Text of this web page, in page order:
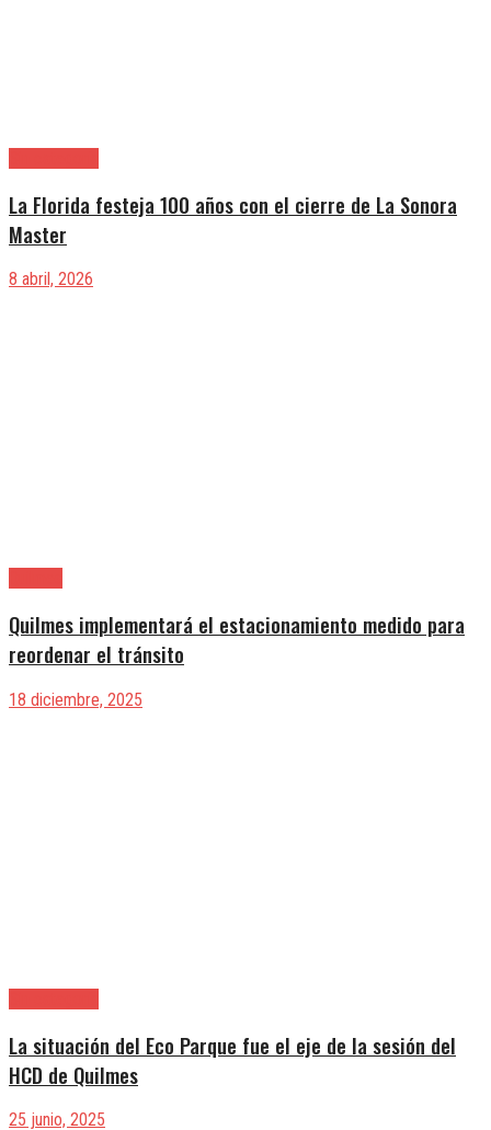
La Florida festeja 100 años con el cierre de La Sonora
Master
8 abril, 2026
Quilmes implementará el estacionamiento medido para
reordenar el tránsito
18 diciembre, 2025
La situación del Eco Parque fue el eje de la sesión del
HCD de Quilmes
25 junio, 2025